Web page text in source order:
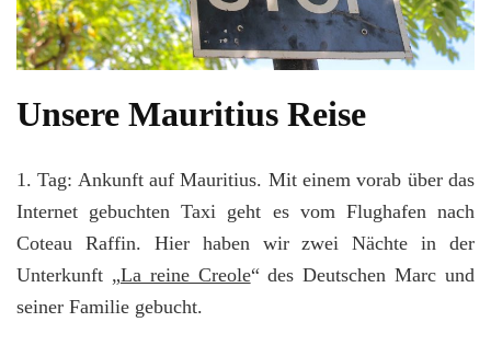
Unsere Mauritius Reise
1. Tag: Ankunft auf Mauritius. Mit einem vorab über das
Internet gebuchten Taxi geht es vom Flughafen nach
Coteau Raffin. Hier haben wir zwei Nächte in der
Unterkunft „La reine Creole“ des Deutschen Marc und
seiner Familie gebucht.